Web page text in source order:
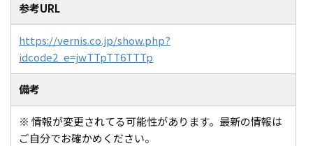
参考URL
https://vernis.co.jp/show.php?
idcode2_e=jwTTpTT6TTTp
備考
※ 情報が変更されてる可能性があります。最新の情報は
ご自分でお確かめください。